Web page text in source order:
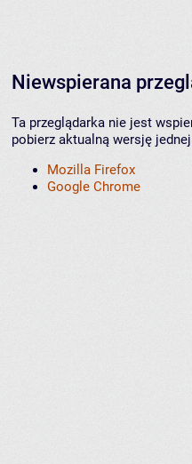
Niewspierana
Ta przeglądarka nie jest
pobierz aktualną wersję
Mozilla Firefox
Google Chrome